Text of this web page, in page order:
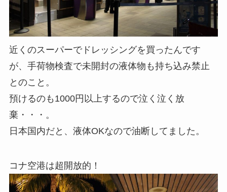
近くのスーパーでドレッシングを買ったんです
が、手荷物検査で未開封の液体物も持ち込み禁止
とのこと。
預けるのも1000円以上するので泣く泣く放
棄・・・。
日本国内だと、液体OKなので油断してました。
コナ空港は超開放的！